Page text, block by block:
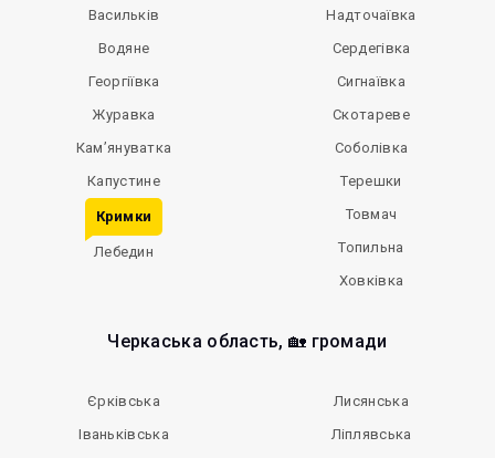
Васильків
Водяне
Георгіївка
Журавка
Кам’януватка
Капустине
Кримки
Лебедин
Надточаївка
Сердегівка
Сигнаївка
Скотареве
Соболівка
Терешки
Товмач
Топильна
Ховківка
Черкаська область, 🏡 громади
Єрківська
Іваньківська
Лисянська
Ліплявська